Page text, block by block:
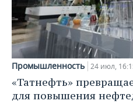
Промышленность 24 июл,
«Татнефть»
для повышения